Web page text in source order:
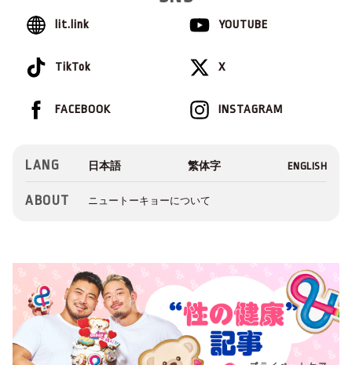
lit.link YOUTUBE
TikTok X
INSTAGRAM
FACEBOOK
LANG
ABOUT ニュートーキョーについて